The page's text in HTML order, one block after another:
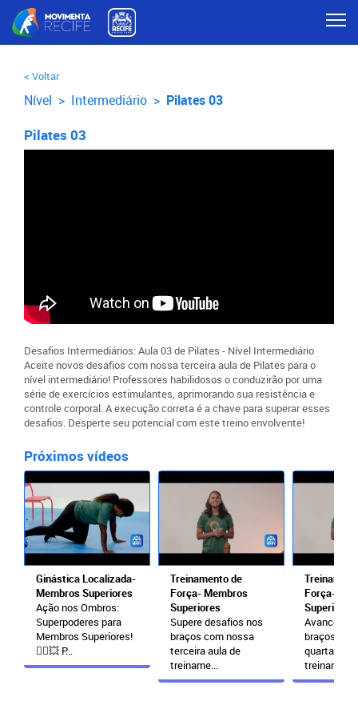
< Voltar
Nível > Intermediário > Pilates 03
Pilates 03
Desafios Intermediários: Aula 03 de Pilates - Nível Intermediário
Aceite novos desafios com nossa terceira aula de Pilates para o
nível intermediário! Professores habilidosos o conduzirão por uma
série de exercícios estimulantes, aprimorando sua resistência e
controle corporal. A execução correta é a chave para superar esses
desafios. Desperte seu potencial com este treino envolvente!
Próximos vídeos
Ginástica Localizada-
Membros Superiores
Ação nos Ombros:
Superpoderes para
Membros Superiores!
🦸‍♂️💥 P...
Treinamento de
Força- Membros
Superiores
Supere desafios nos
braços com nossa
terceira aula de
treiname...
Força-
Superiores
Avance na
braços
quarta aula